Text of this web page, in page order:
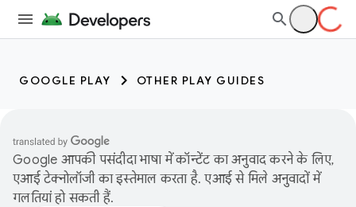
GOOGLE PLAY OTHER PLAY GUIDES
Google आपकी पसंदीदा भाषा में कॉन्टेंट का अनुवाद करने के लिए,
एआई टेक्नोलॉजी का इस्तेमाल करता है. एआई से मिले अनुवादों में
गलतियां हो सकती हैं.